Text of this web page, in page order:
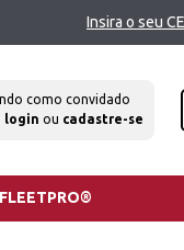
Insira o seu
como convidado
login ou cadastre-se
FLEETPRO®